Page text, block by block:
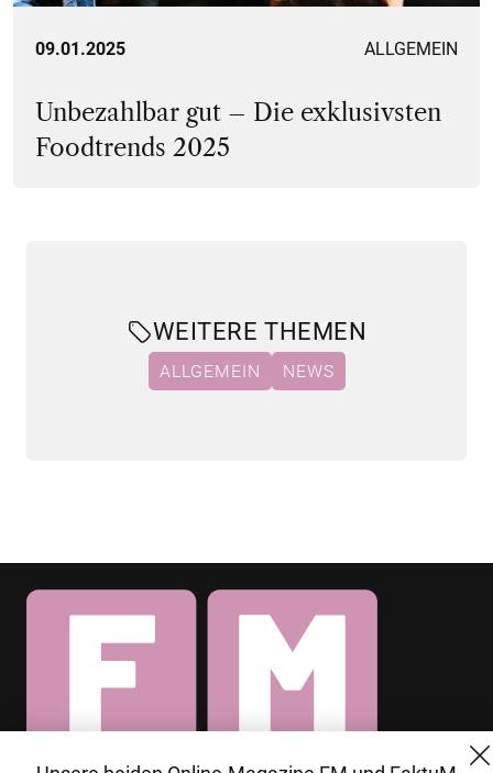
09.01.2025 ALLGEMEIN
Unbezahlbar gut – Die exklusivsten
Foodtrends 2025
WEITERE THEMEN
ALLGEMEIN NEWS